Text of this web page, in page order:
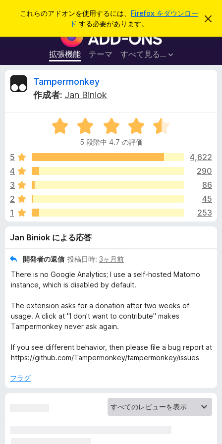
これらのアドオンを使用するには、 Firefox をダウンロー
ド する必要があります。
こ
を
F
i
r
e
ラ
ウ
ザ
ー
ド
オ
ン
拡張機能 テーマ すべて見る...
ログイン
T
p
e
r
m
o
n
k
e
y
Tampermonkey
作成者: Jan Biniok
5
段
中
.
の
価
5 段階中 4.7 の評価
5
4,622
4
290
3
86
2
45
1
253
Jan Biniok による応答
開発者の返信 投稿日時: 3ヶ月前
There is no Google Analytics; I use a self‑hosted Matomo
instance, which is disabled by default.
The extension asks for a donation after two weeks of
usage. A click at "I don't want to contribute" makes
Tampermonkey never ask again.
If you see different behavior, then please file a bug report at
https://github.com/Tampermonkey/tampermonkey/issues
フラグ